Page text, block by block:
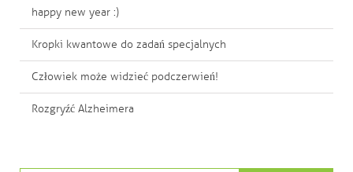
happy new year :)
Kropki kwantowe do zadań specjalnych
Człowiek może widzieć podczerwień!
Rozgryźć Alzheimera